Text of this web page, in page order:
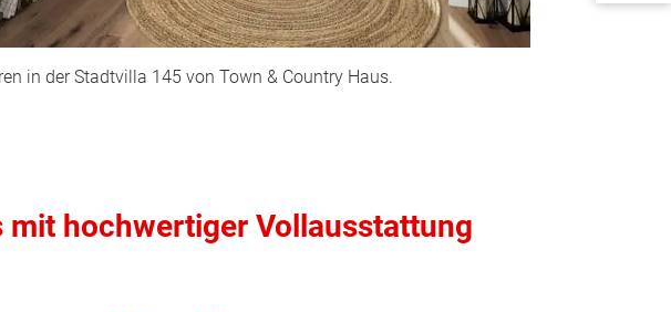
in der Stadtvilla 145 von Town & Country Haus.
hochwertiger Vollausstattung